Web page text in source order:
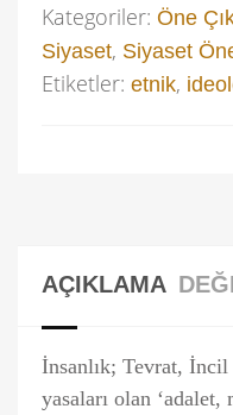
Kategoriler: Öne
Siyaset, Siyaset
Etiketler: etnik,
AÇIKLAMA
İnsanlık; Tevrat, İncil
yasaları olan ‘adalet,